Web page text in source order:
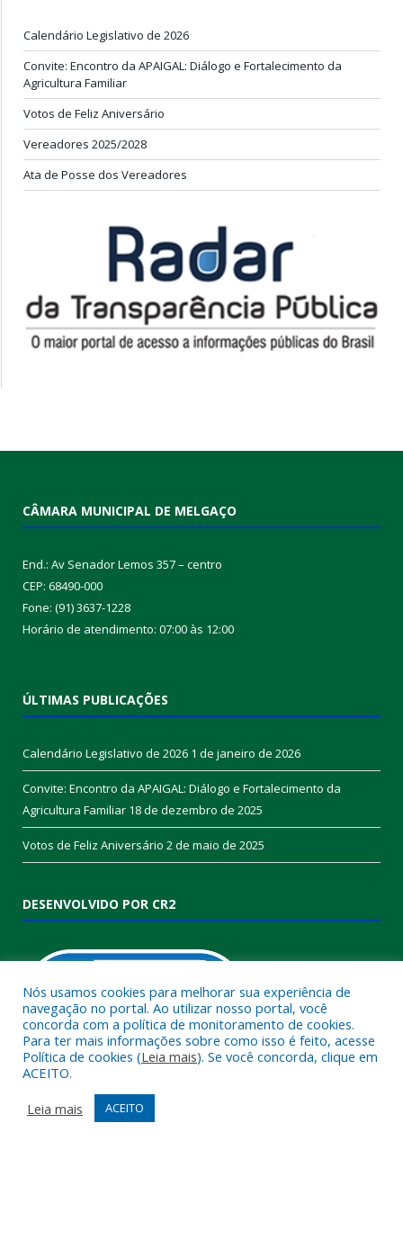
Calendário Legislativo de 2026
Convite: Encontro da APAIGAL: Diálogo e Fortalecimento da
Agricultura Familiar
Votos de Feliz Aniversário
Vereadores 2025/2028
Ata de Posse dos Vereadores
CÂMARA MUNICIPAL DE MELGAÇO
End.: Av Senador Lemos 357 – centro
CEP: 68490-000
Fone: (91) 3637-1228
Horário de atendimento: 07:00 às 12:00
ÚLTIMAS PUBLICAÇÕES
Calendário Legislativo de 2026 1 de janeiro de 2026
Convite: Encontro da APAIGAL: Diálogo e Fortalecimento da
Agricultura Familiar 18 de dezembro de 2025
Votos de Feliz Aniversário 2 de maio de 2025
DESENVOLVIDO POR CR2
Muito mais que
Realizamos umaassessoria
contrato que todas as exigências das
Nós usamos cookies para melhorar sua experiência de
navegação no portal. Ao utilizar nosso portal, você
concorda com a política de monitoramento de cookies.
Para ter mais informações sobre como isso é feito, acesse
Política de cookies (Leia mais). Se você concorda, clique em
ACEITO.
Leia mais
ACEITO